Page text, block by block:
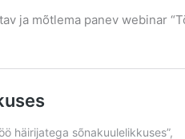
ja mõtlema panev webinar